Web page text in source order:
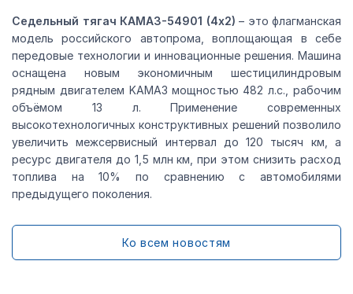
Седельный тягач КАМАЗ-54901 (4х2) – это флагманская
модель российского автопрома, воплощающая в себе
передовые технологии и инновационные решения. Машина
оснащена новым экономичным шестицилиндровым
рядным двигателем KAMAЗ мощностью 482 л.с., рабочим
объёмом 13 л. Применение современных
высокотехнологичных конструктивных решений позволило
увеличить межсервисный интервал до 120 тысяч км, а
ресурс двигателя до 1,5 млн км, при этом снизить расход
топлива на 10% по сравнению с автомобилями
предыдущего поколения.
Ко всем новостям